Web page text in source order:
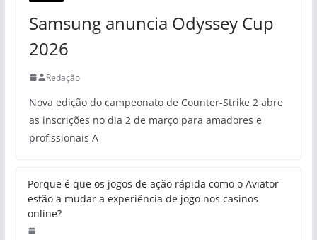
Samsung anuncia Odyssey Cup
2026
Redação
Nova edição do campeonato de Counter-Strike 2 abre
as inscrições no dia 2 de março para amadores e
profissionais A
Porque é que os jogos de ação rápida como o Aviator
estão a mudar a experiência de jogo nos casinos
online?